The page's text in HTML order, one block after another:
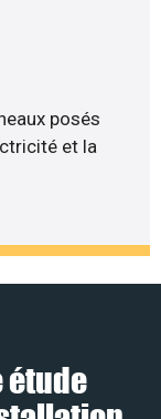
posés
et la
étude